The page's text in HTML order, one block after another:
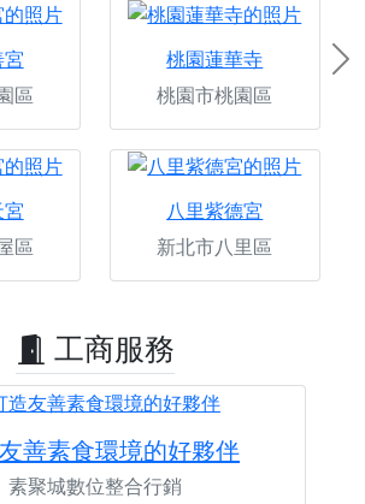
區
桃園蓮華寺
桃園市桃園區
區
八里紫德宮
新北市八里區
工商服務
善素食環境的好夥伴
素聚城數位整合行銷